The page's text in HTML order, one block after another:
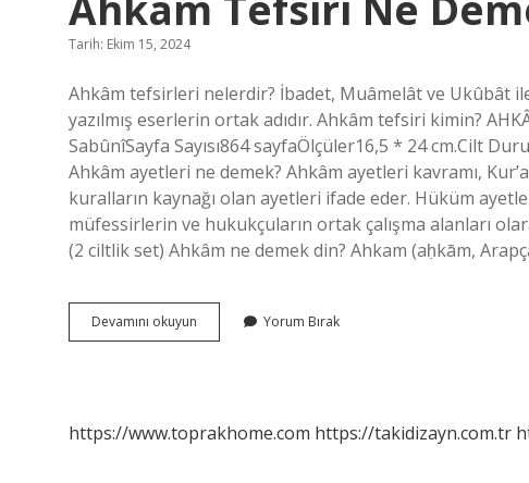
Tarih: Ekim 15, 2024
Ahkâm tefsirleri nelerdir? İbadet, Muâmelât ve Ukûbât
yazılmış eserlerin ortak adıdır. Ahkâm tefsiri kimin?
SabûnîSayfa Sayısı864 sayfaÖlçüler16,5 * 24 cm.Cilt
Ahkâm ayetleri ne demek? Ahkâm ayetleri kavramı,
kuralların kaynağı olan ayetleri ifade eder. Hüküm
müfessirlerin ve hukukçuların ortak çalışma alanları
Devamını okuyun
Tefsiri
Yorum Bırak
https://www.toprakhome.com https://takidizayn.com.tr